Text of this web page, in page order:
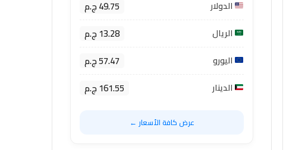
الدولار 49.75 ج.م
الريال 13.28 ج.م
اليورو 57.47 ج.م
الدينار 161.55 ج.م
عرض كافة الأسعار ←